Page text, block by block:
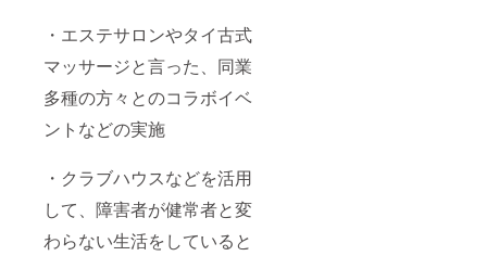
・エステサロンやタイ古式
マッサージと言った、同業
多種の方々とのコラボイベ
ントなどの実施
・クラブハウスなどを活用
して、障害者が健常者と変
わらない生活をしていると